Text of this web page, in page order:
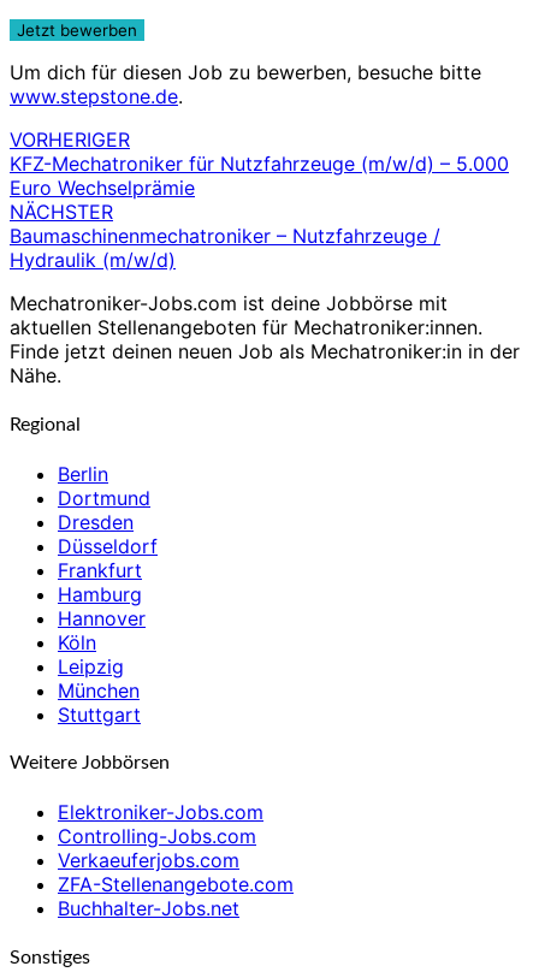
Um dich für diesen Job zu bewerben, besuche bitte
www.stepstone.de.
Beitragsnavigation
VORHERIGER
KFZ-Mechatroniker für Nutzfahrzeuge (m/w/d) – 5.000
Euro Wechselprämie
NÄCHSTER
Baumaschinenmechatroniker – Nutzfahrzeuge /
Hydraulik (m/w/d)
Mechatroniker-Jobs.com ist deine Jobbörse mit
aktuellen Stellenangeboten für Mechatroniker:innen.
Finde jetzt deinen neuen Job als Mechatroniker:in in der
Nähe.
Regional
Berlin
Dortmund
Dresden
Düsseldorf
Frankfurt
Hamburg
Hannover
Köln
Leipzig
München
Stuttgart
Weitere Jobbörsen
Elektroniker-Jobs.com
Controlling-Jobs.com
Verkaeuferjobs.com
ZFA-Stellenangebote.com
Buchhalter-Jobs.net
Sonstiges